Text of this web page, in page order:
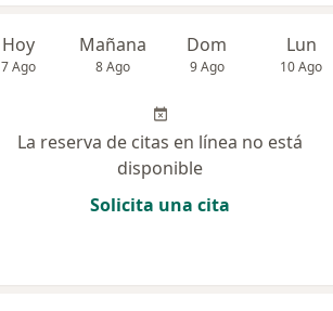
Hoy
7 Ago
Mañana
8 Ago
Dom
9 Ago
Lun
10 Ago
La reserva de citas en línea no está
disponible
Solicita una cita